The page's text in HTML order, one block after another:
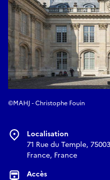
©MAHJ - Christophe Fouin
Localisation
71 Rue du Temple,
France, France
Accès